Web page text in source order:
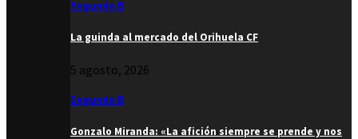
Segunda B
La guinda al mercado del Orihuela CF
5 agosto, 2026
Segunda B
Gonzalo Miranda: «La afición siempre se prende y nos